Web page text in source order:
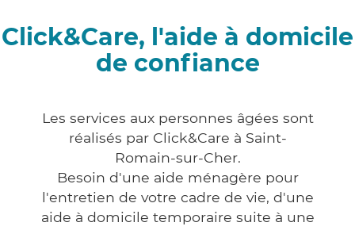
Click&Care, l'aide à domicile
de confiance
Les services aux personnes âgées sont
réalisés par Click&Care à Saint-
Romain-sur-Cher.
Besoin d'une aide ménagère pour
l'entretien de votre cadre de vie, d'une
aide à domicile temporaire suite à une